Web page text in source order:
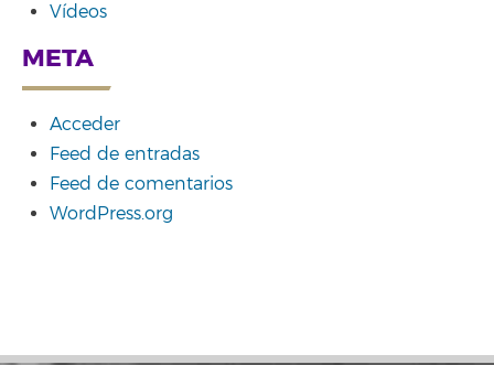
Vídeos
META
Acceder
Feed de entradas
Feed de comentarios
WordPress.org